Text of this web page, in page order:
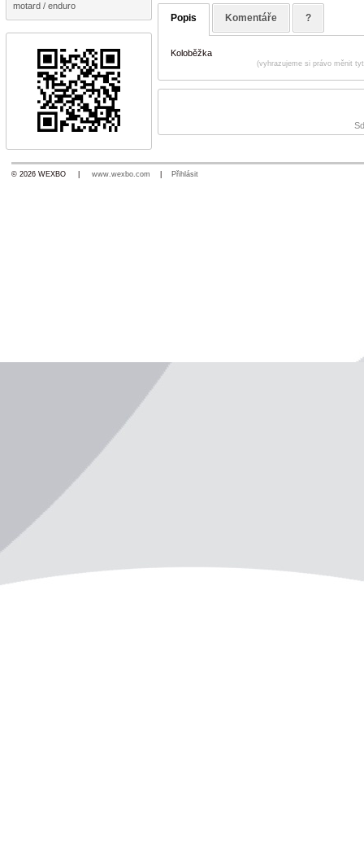
motard / enduro
Popis Komentáře ?
Koloběžka
(vyhrazujeme si právo měnit
© 2026 WEXBO | www.wexbo.com Přihlásit